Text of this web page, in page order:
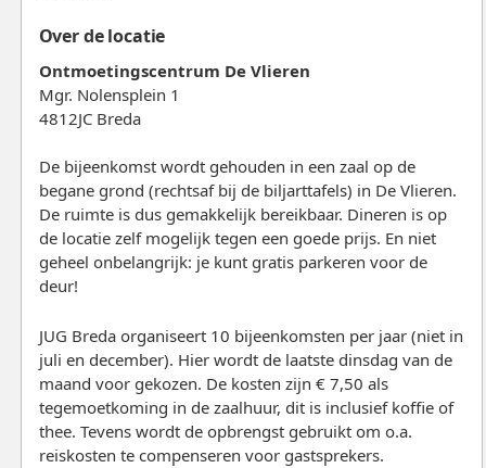
Over de locatie
Ontmoetingscentrum De Vlieren
Mgr. Nolensplein 1
4812JC Breda
De bijeenkomst wordt gehouden in een zaal op de
begane grond (rechtsaf bij de biljarttafels) in De Vlieren.
De ruimte is dus gemakkelijk bereikbaar. Dineren is op
de locatie zelf mogelijk tegen een goede prijs. En niet
geheel onbelangrijk: je kunt gratis parkeren voor de
deur!
JUG Breda organiseert 10 bijeenkomsten per jaar (niet in
juli en december). Hier wordt de laatste dinsdag van de
maand voor gekozen. De kosten zijn € 7,50 als
tegemoetkoming in de zaalhuur, dit is inclusief koffie of
thee. Tevens wordt de opbrengst gebruikt om o.a.
reiskosten te compenseren voor gastsprekers.